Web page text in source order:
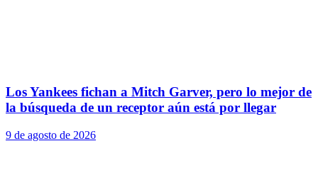
Los Yankees fichan a Mitch Garver, pero lo mejor de
la búsqueda de un receptor aún está por llegar
9 de agosto de 2026